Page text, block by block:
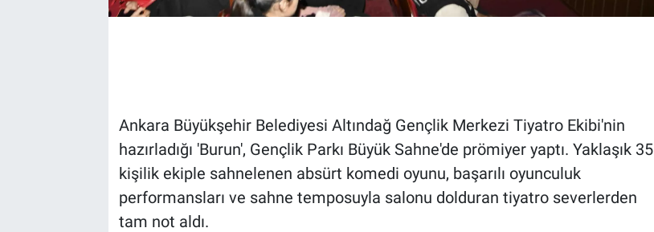
Ankara Büyükşehir Belediyesi Altındağ Gençlik Merkezi Tiyatro Ekibi'nin
hazırladığı 'Burun', Gençlik Parkı Büyük Sahne'de prömiyer yaptı. Yaklaşık 35
kişilik ekiple sahnelenen absürt komedi oyunu, başarılı oyunculuk
performansları ve sahne temposuyla salonu dolduran tiyatro severlerden
tam not aldı.